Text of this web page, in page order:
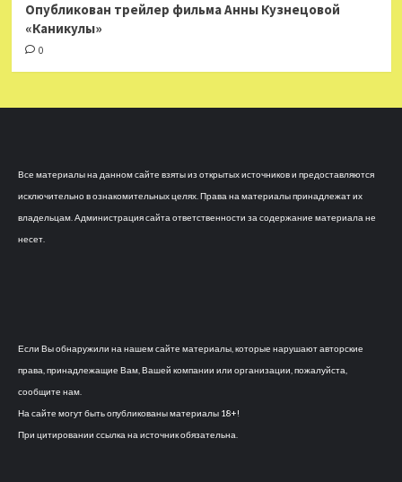
Опубликован трейлер фильма Анны Кузнецовой
«Каникулы»
0
Все материалы на данном сайте взяты из открытых источников и предоставляются
исключительно в ознакомительных целях. Права на материалы принадлежат их
владельцам. Администрация сайта ответственности за содержание материала не
несет.
Если Вы обнаружили на нашем сайте материалы, которые нарушают авторские
права, принадлежащие Вам, Вашей компании или организации, пожалуйста,
сообщите нам.
На сайте могут быть опубликованы материалы 18+!
При цитировании ссылка на источник обязательна.